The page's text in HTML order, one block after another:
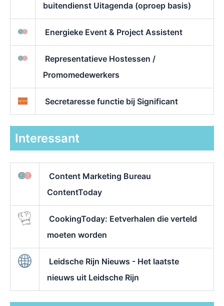
buitendienst Uitagenda (oproep basis)
Energieke Event & Project Assistent
Representatieve Hostessen /
Promomedewerkers
Secretaresse functie bij Significant
Interessant
Content Marketing Bureau
ContentToday
CookingToday: Eetverhalen die verteld
moeten worden
Leidsche Rijn Nieuws - Het laatste
nieuws uit Leidsche Rijn